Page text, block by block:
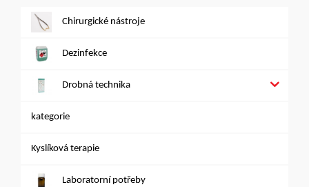
Chirurgické nástroje
Dezinfekce
Drobná technika
kategorie
Kyslíková terapie
Laboratorní potřeby